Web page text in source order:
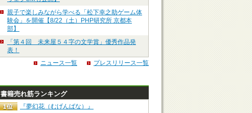
親子で楽しみながら学べる「松下幸之助ゲーム体
験会」を開催【8/22（土）PHP研究所 京都本
部】
「第４回 未来屋５４字の文学賞」優秀作品発
表！
ニュース一覧
プレスリリース一覧
書籍売れ筋ランキング
『夢幻花（むげんばな）』